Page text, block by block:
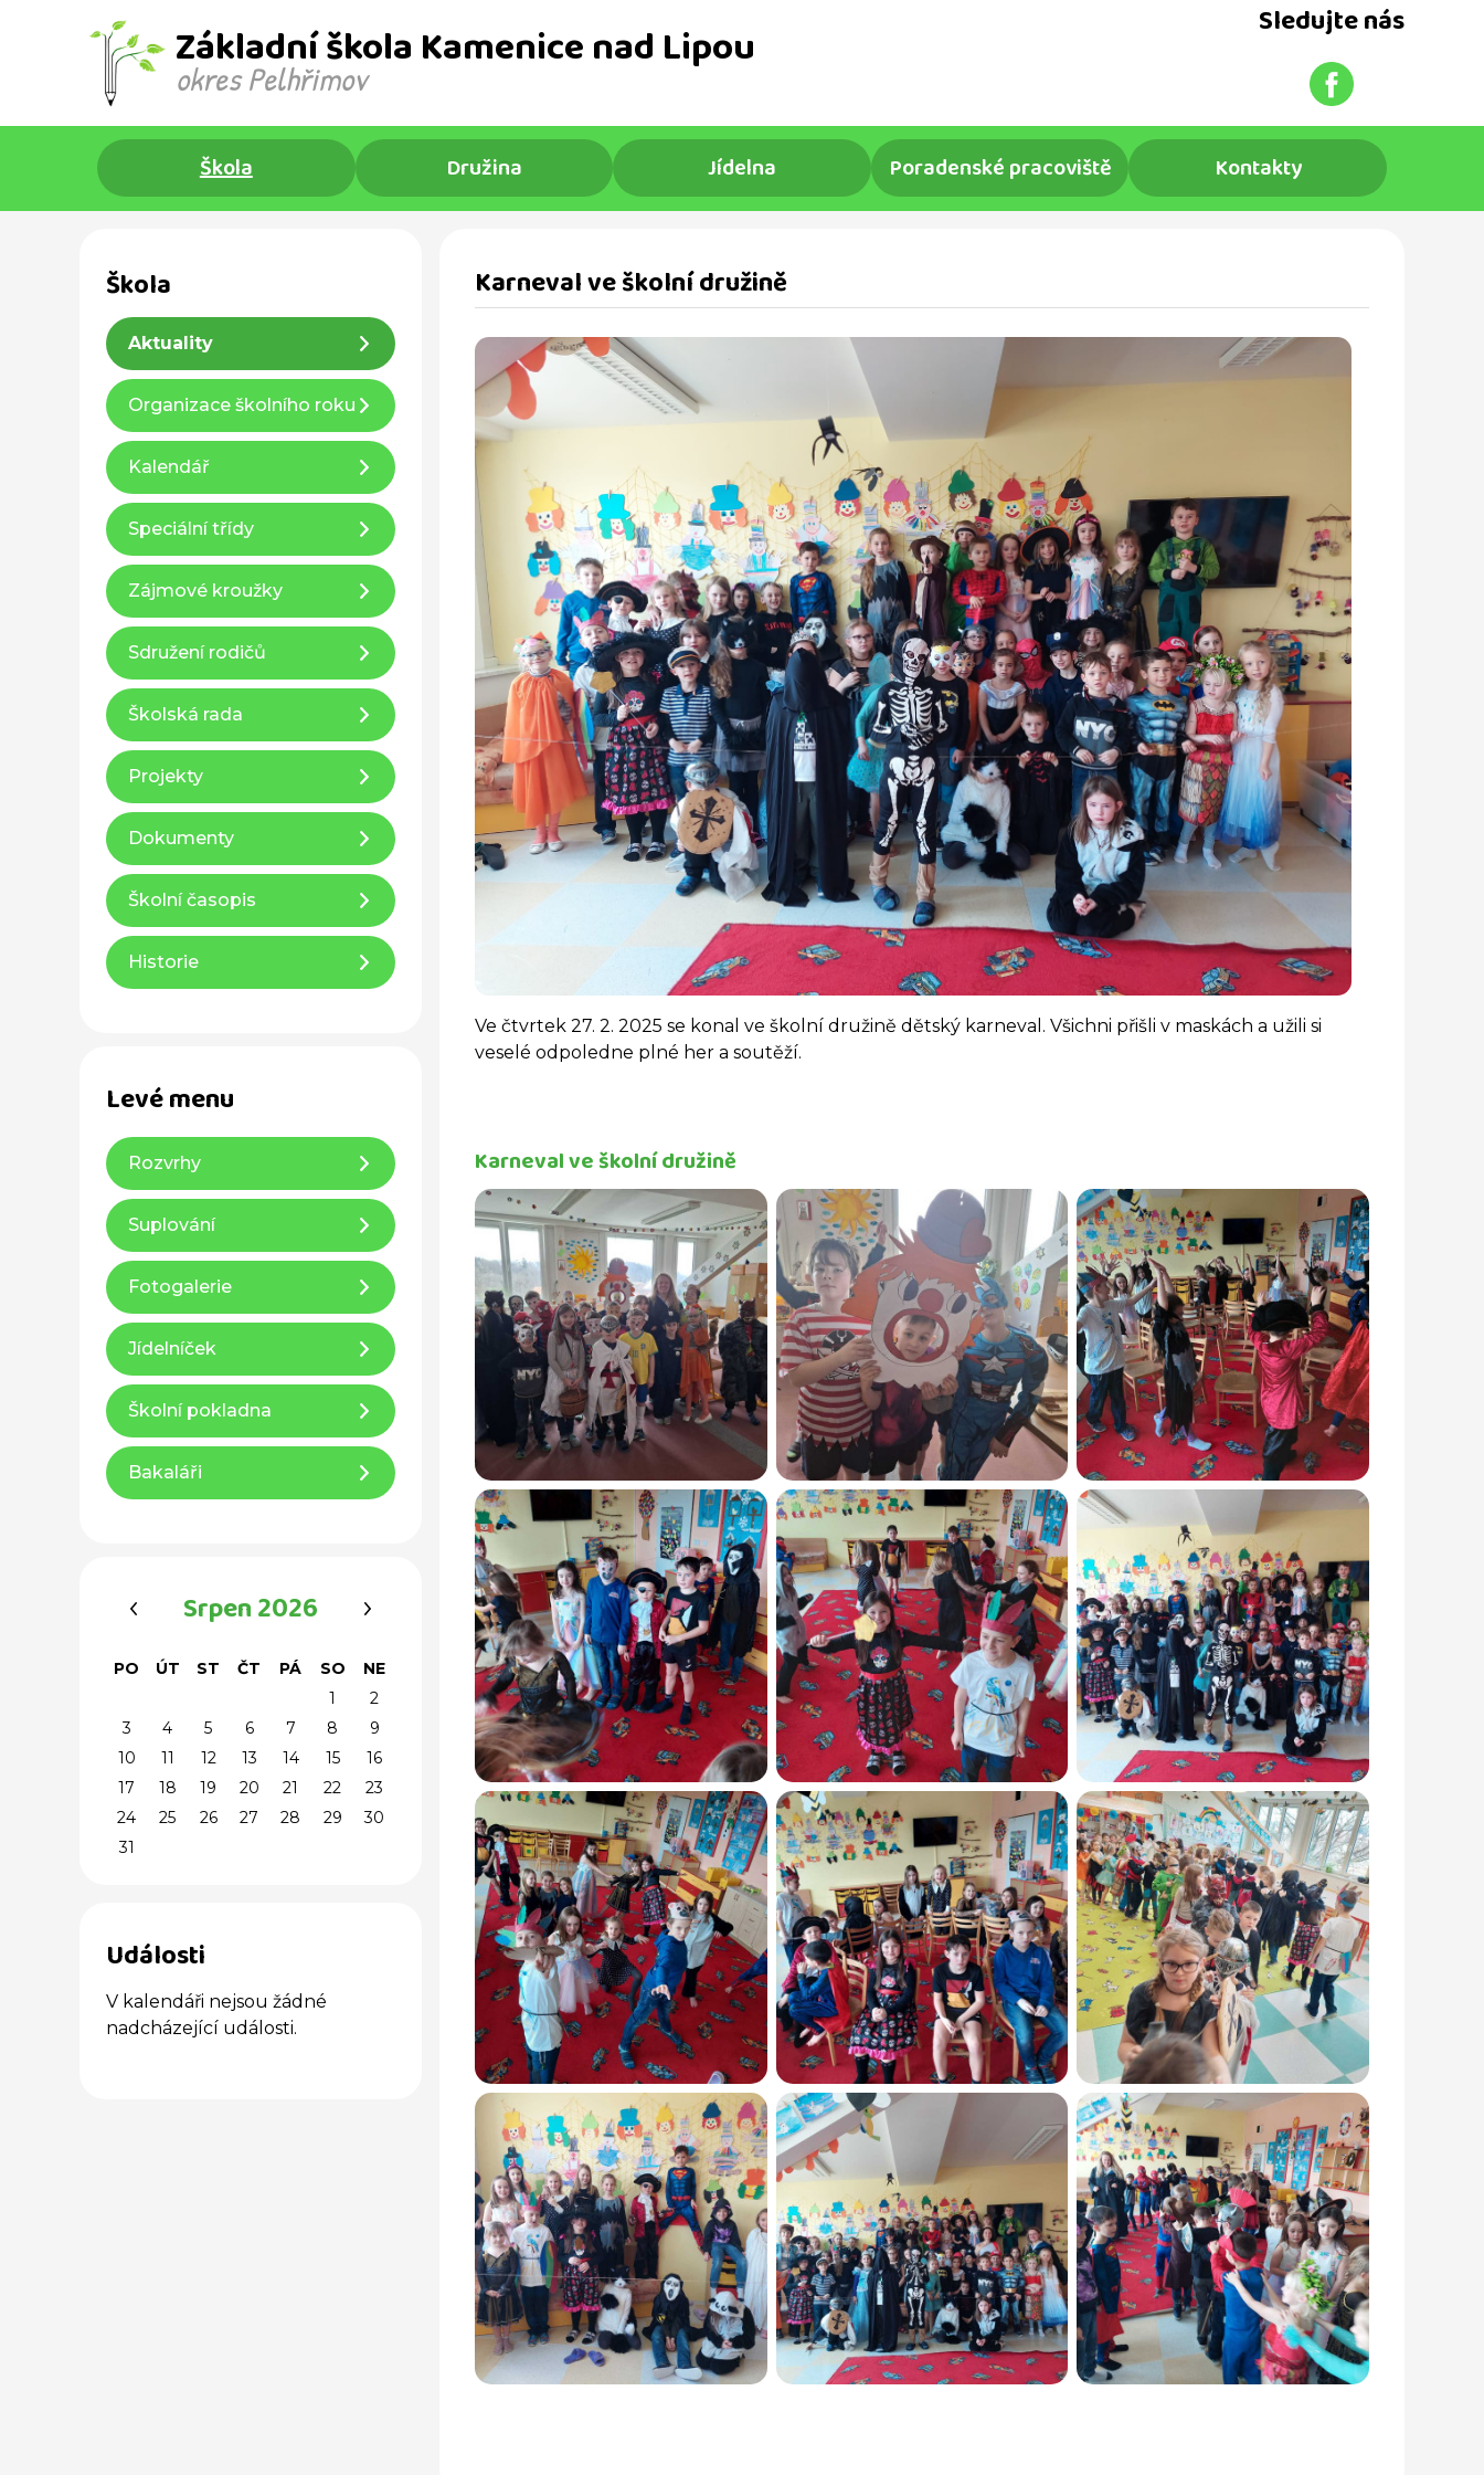
Základní škola Kamenice nad Lipou
okres Pelhřimov ​
Sledujte nás
Škola Družina Jídelna Poradenské pracoviště Kontakty
Karneval ve školní družině
Ve čtvrtek 27. 2. 2025 se konal ve školní družině dětský karneval. Všichni přišli v maskách a užili si
veselé odpoledne plné her a soutěží.
Karneval ve školní družině
Škola
Aktuality
Organizace školního roku
Kalendář
Speciální třídy
Zájmové kroužky
Sdružení rodičů
Školská rada
Projekty
Dokumenty
Školní časopis
Historie
Levé menu
Rozvrhy
Suplování
Fotogalerie
Jídelníček
Školní pokladna
Bakaláři
Srpen 2026
PO ÚT ST ČT PÁ SO
NE
1
2
3
4 5 6 7 8
9
10
11 12 13 14 15
16
17
18 19 20 21 22
23
24
25 26 27 28 29
30
31
Události
V kalendáři nejsou žádné
nadcházející události.